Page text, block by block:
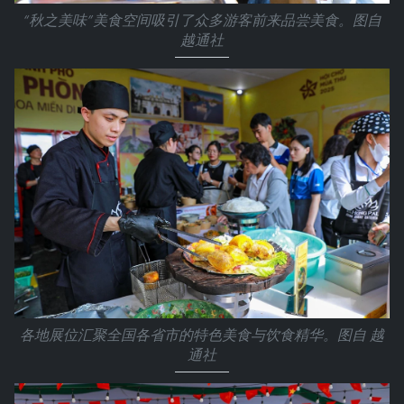
“秋之美味”美食空间吸引了众多游客前来品尝美食。图自
越通社
各地展位汇聚全国各省市的特色美食与饮食精华。图自 越
通社